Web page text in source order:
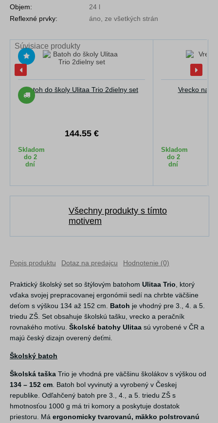
Objem:
24 l
Reflexné prvky:
áno, ze všetkých strán
Súvisiace produkty
Batoh do školy Ulitaa Trio 2dielny set
144.55 €
Skladom
do 2
dní
Vrecko na
Skladom
do 2
dní
Všechny produkty s tímto
motivem
Popis produktu Dotaz na predajcu Hodnotenie (0)
Praktický školský set so štýlovým batohom Ulitaa Trio, ktorý
vďaka svojej prepracovanej ergonómii sedí na chrbte väčšine
deťom s výškou 134 až 152 cm. Batoh je vhodný pre 3., 4. a 5.
triedu ZŠ. Set obsahuje školskú tašku, vrecko a peračník
rovnakého motívu. Školské batohy Ulitaa sú vyrobené v ČR a
majú český dizajn overený deťmi.
Školský batoh
Školská taška Trio je vhodná pre väčšinu školákov s výškou od
134 – 152 cm. Batoh bol vyvinutý a vyrobený v Českej
republike. Odľahčený batoh pre 3., 4., a 5. triedu ZŠ s
hmotnosťou 1000 g má tri komory a poskytuje dostatok
priestoru. Má ergonomicky tvarovanú, mäkko polstrovanú